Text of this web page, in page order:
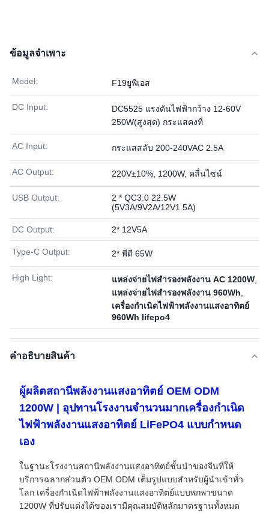
ข้อมูลจำเพาะ
Model: F19ยูพีเอส
DC Input:
DC5525 แรงดันไฟฟ้ากว้าง 12-60V
250W(สูงสุด) กระแสคงที่
AC Input: กระแสสลับ 200-240VAC 2.5A
AC Output: 220V±10%, 1200W, คลื่นไซน์
USB Output:
2 * QC3.0 22.5W
(5V3A/9V2A/12V1.5A)
DC Output: 2* 12V5A
Type-C Output: 2* พีดี 65W
High Light: แหล่งจ่ายไฟสำรองพลังงาน AC 1200W
แหล่งจ่ายไฟสำรองพลังงาน 960Wh
เครื่องกำเนิดไฟฟ้าพลังงานแสงอาทิตย์
960Wh lifepo4
คําอธิบายสินค้า
ผู้ผลิตสถานีพลังงานแสงอาทิตย์ OEM ODM
1200W | อุปทานโรงงานจำนวนมากเครื่องกำเนิด
ไฟฟ้าพลังงานแสงอาทิตย์ LiFePO4 แบบกำหนด
เอง
ในฐานะโรงงานสถานีพลังงานแสงอาทิตย์ชั้นนำของจีนที่ให้
บริการฉลากส่วนตัว OEM ODM เต็มรูปแบบสำหรับผู้นำเข้าทั่ว
โลก เครื่องกำเนิดไฟฟ้าพลังงานแสงอาทิตย์แบบพกพาขนาด
1200W ที่ปรับแต่งได้ของเรามีคุณสมบัติหลักมาตรฐานทั้งหมด